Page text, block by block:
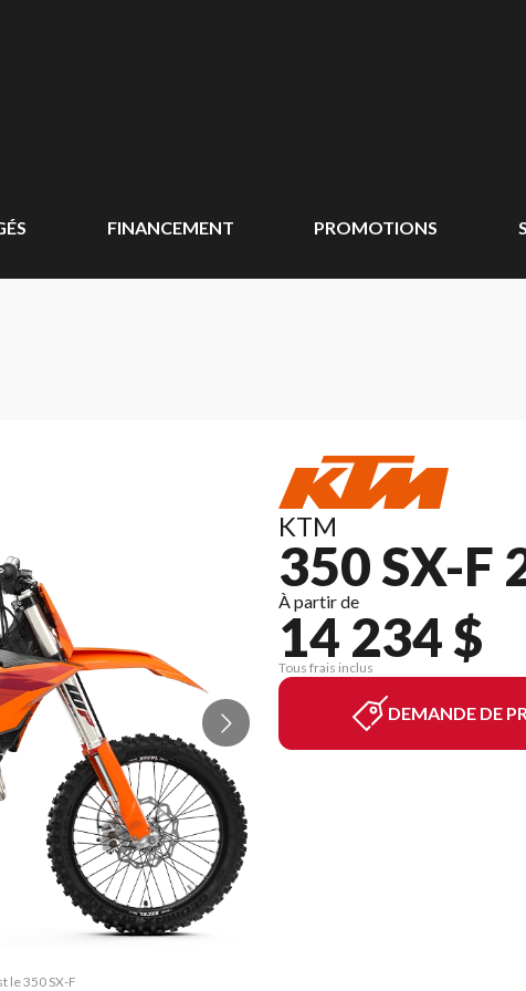
FINANCEMENT PROMOTIONS
le 350 SX-F
KTM
350 SX-F
À partir de
14 234 $
Tous frais inclus
DEMANDE DE